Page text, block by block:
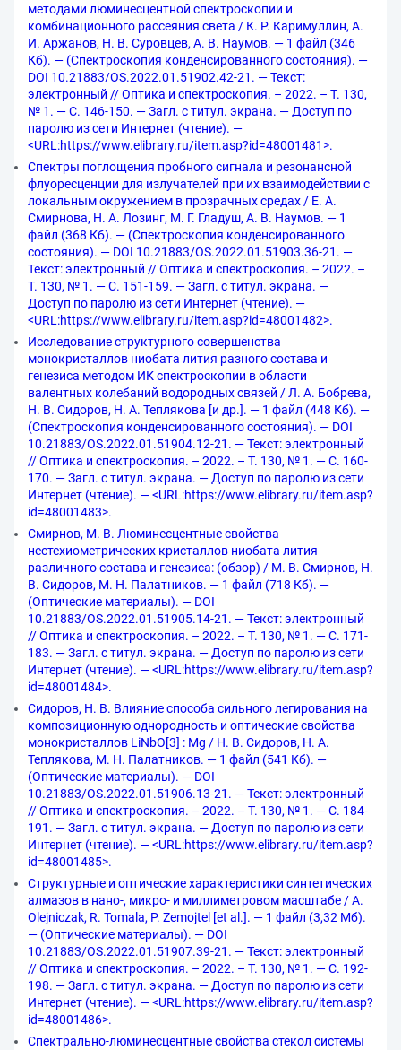
методами люминесцентной спектроскопии и
комбинационного рассеяния света / К. Р. Каримуллин, А.
И. Аржанов, Н. В. Суровцев, А. В. Наумов. — 1 файл (346
Кб). — (Спектроскопия конденсированного состояния). —
DOI 10.21883/OS.2022.01.51902.42-21. — Текст:
электронный // Оптика и спектроскопия. – 2022. – Т. 130,
№ 1. — С. 146-150. — Загл. с титул. экрана. — Доступ по
паролю из сети Интернет (чтение). —
<URL:https://www.elibrary.ru/item.asp?id=48001481>.
Спектры поглощения пробного сигнала и резонансной
флуоресценции для излучателей при их взаимодействии с
локальным окружением в прозрачных средах / Е. А.
Смирнова, Н. А. Лозинг, М. Г. Гладуш, А. В. Наумов. — 1
файл (368 Кб). — (Спектроскопия конденсированного
состояния). — DOI 10.21883/OS.2022.01.51903.36-21. —
Текст: электронный // Оптика и спектроскопия. – 2022. –
Т. 130, № 1. — С. 151-159. — Загл. с титул. экрана. —
Доступ по паролю из сети Интернет (чтение). —
<URL:https://www.elibrary.ru/item.asp?id=48001482>.
Исследование структурного совершенства
монокристаллов ниобата лития разного состава и
генезиса методом ИК спектроскопии в области
валентных колебаний водородных связей / Л. А. Бобрева,
Н. В. Сидоров, Н. А. Теплякова [и др.]. — 1 файл (448 Кб). —
(Спектроскопия конденсированного состояния). — DOI
10.21883/OS.2022.01.51904.12-21. — Текст: электронный
// Оптика и спектроскопия. – 2022. – Т. 130, № 1. — С. 160-
170. — Загл. с титул. экрана. — Доступ по паролю из сети
Интернет (чтение). — <URL:https://www.elibrary.ru/item.asp?
id=48001483>.
Смирнов, М. В. Люминесцентные свойства
нестехиометрических кристаллов ниобата лития
различного состава и генезиса: (обзор) / М. В. Смирнов, Н.
В. Сидоров, М. Н. Палатников. — 1 файл (718 Кб). —
(Оптические материалы). — DOI
10.21883/OS.2022.01.51905.14-21. — Текст: электронный
// Оптика и спектроскопия. – 2022. – Т. 130, № 1. — С. 171-
183. — Загл. с титул. экрана. — Доступ по паролю из сети
Интернет (чтение). — <URL:https://www.elibrary.ru/item.asp?
id=48001484>.
Сидоров, Н. В. Влияние способа сильного легирования на
композиционную однородность и оптические свойства
монокристаллов LiNbO[3] : Mg / Н. В. Сидоров, Н. А.
Теплякова, М. Н. Палатников. — 1 файл (541 Кб). —
(Оптические материалы). — DOI
10.21883/OS.2022.01.51906.13-21. — Текст: электронный
// Оптика и спектроскопия. – 2022. – Т. 130, № 1. — С. 184-
191. — Загл. с титул. экрана. — Доступ по паролю из сети
Интернет (чтение). — <URL:https://www.elibrary.ru/item.asp?
id=48001485>.
Структурные и оптические характеристики синтетических
алмазов в нано-, микро- и миллиметровом масштабе / A.
Olejniczak, R. Tomala, P. Zemojtel [et al.]. — 1 файл (3,32 Мб).
— (Оптические материалы). — DOI
10.21883/OS.2022.01.51907.39-21. — Текст: электронный
// Оптика и спектроскопия. – 2022. – Т. 130, № 1. — С. 192-
198. — Загл. с титул. экрана. — Доступ по паролю из сети
Интернет (чтение). — <URL:https://www.elibrary.ru/item.asp?
id=48001486>.
Спектрально-люминесцентные свойства стекол системы